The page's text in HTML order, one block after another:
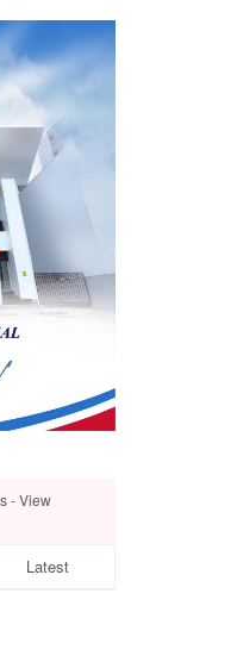
- View
Latest